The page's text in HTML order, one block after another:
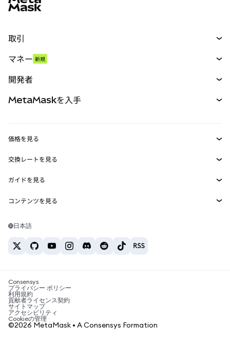
取引
パーペチュアル
RWA
マネー 新規
開発者
MetaMask Connect
Snaps
Web3サービス
MetaMaskを入手
セキュリティ
サポート
キャリア
お問い合わせ
価格を見る
イーサリアムの価格
Solanaの価格
Tetherの価格
交換レートを見る
ETH→USD
USDT→INR
BTC→INR
ETH→USDT
ガイドを見る
ETHの購入
USDTの購入
SHIBの購入
BNBの購入
コンテンツを見る
Solanaウォレット
税制関連ニュース
暗号資産の購入方法は？
ビットコインを売るには？
日本語
Consensys
プライバシー ポリシー
利用規約
貢献者ライセンス契約
サイトマップ
アクセシビリティ
Cookieの管理
©2026 MetaMask • A Consensys Formation